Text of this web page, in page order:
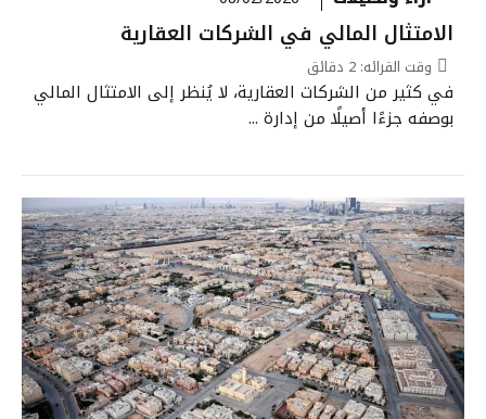
الامتثال المالي في الشركات العقارية
وقت القرائه: 2 دقائق
في كثير من الشركات العقارية، لا يُنظر إلى الامتثال المالي
بوصفه جزءًا أصيلًا من إدارة ...